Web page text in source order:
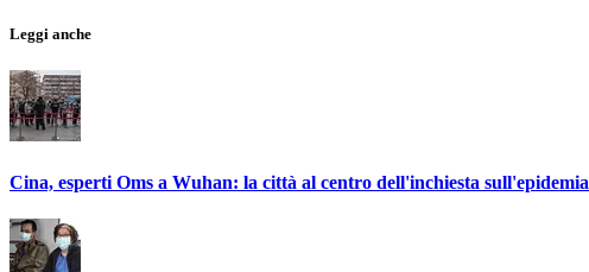
Leggi anche
Cina, esperti Oms a Wuhan: la città al centro dell'inchiesta sull'epidemia